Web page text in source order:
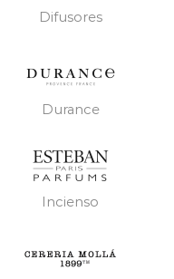
Difusores
Durance
Incienso